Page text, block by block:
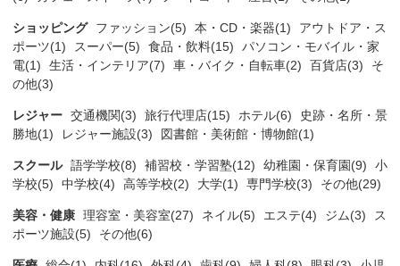
ショッピング ファッション(5) 本・CD・楽器(1)
アウトドア・ス
ポーツ(1)
スーパー(5) 食品・飲料(15)
パソコン・モバイル・家
電(1)
生活・インテリア(7) 車・バイク・自転車(2) 百貨店(3)
そ
の他(3)
レジャー 交通機関(3) 旅行代理店(15) ホテル(6)
史跡・名所・景
勝地(1)
レジャー施設(3) 図書館・美術館・博物館(1)
スクール 語学学校(8) 補習校・学習塾(12) 幼稚園・保育園(9)
小
学校(5)
中学校(4) 高等学校(2) 大学(1) 専門学校(3) その他(29)
美容・健康 理容室・美容室(27) ネイル(5) エステ(4) ジム(3)
ス
ポーツ施設(5)
その他(6)